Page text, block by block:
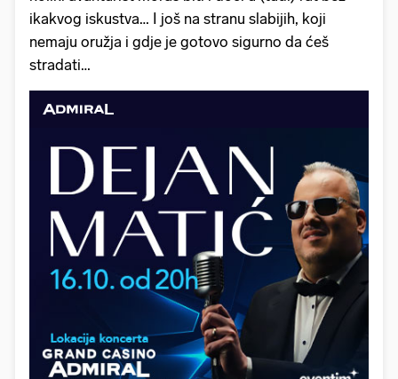
ikakvog iskustva… I još na stranu slabijih, koji
nemaju oružja i gdje je gotovo sigurno da ćeš
stradati…